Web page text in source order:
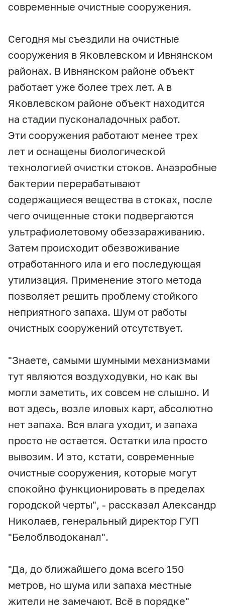
современные очистные сооружения.
Сегодня мы съездили на очистные
сооружения в Яковлевском и Ивнянском
районах. В Ивнянском районе объект
работает уже более трех лет. А в
Яковлевском районе объект находится
на стадии пусконаладочных работ.
Эти сооружения работают менее трех
лет и оснащены биологической
технологией очистки стоков. Анаэробные
бактерии перерабатывают
содержащиеся вещества в стоках, после
чего очищенные стоки подвергаются
ультрафиолетовому обеззараживанию.
Затем происходит обезвоживание
отработанного ила и его последующая
утилизация. Применение этого метода
позволяет решить проблему стойкого
неприятного запаха. Шум от работы
очистных сооружений отсутствует.
"Знаете, самыми шумными механизмами
тут являются воздуходувки, но как вы
могли заметить, их совсем не слышно. И
вот здесь, возле иловых карт, абсолютно
нет запаха. Вся влага уходит, и запаха
просто не остается. Остатки ила просто
вывозим. И это, кстати, современные
очистные сооружения, которые могут
спокойно функционировать в пределах
городской черты", - рассказал Александр
Николаев, генеральный директор ГУП
"Белоблводоканал".
"Да, до ближайшего дома всего 150
метров, но шума или запаха местные
жители не замечают. Всё в порядке"